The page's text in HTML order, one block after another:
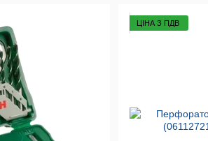
ЦІНА З ПДВ